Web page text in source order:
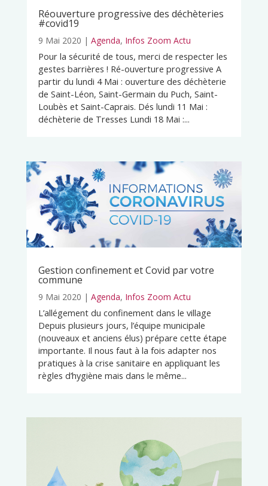
Réouverture progressive des déchèteries
#covid19
9 Mai 2020 | Agenda, Infos Zoom Actu
Pour la sécurité de tous, merci de respecter les
gestes barrières ! Ré-ouverture progressive A
partir du lundi 4 Mai : ouverture des déchèterie
de Saint-Léon, Saint-Germain du Puch, Saint-
Loubès et Saint-Caprais. Dés lundi 11 Mai :
déchèterie de Tresses Lundi 18 Mai :...
Gestion confinement et Covid par votre
commune
9 Mai 2020 | Agenda, Infos Zoom Actu
L’allégement du confinement dans le village
Depuis plusieurs jours, l’équipe municipale
(nouveaux et anciens élus) prépare cette étape
importante. Il nous faut à la fois adapter nos
pratiques à la crise sanitaire en appliquant les
règles d’hygiène mais dans le même...